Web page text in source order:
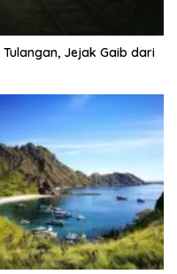
Jejak Gaib dari